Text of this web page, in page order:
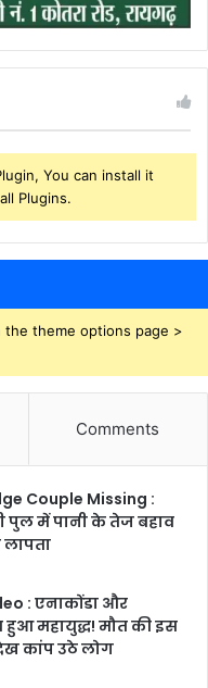
You can install it
Plugins.
the theme options page >
Comments
Couple Missing :
पुल में पानी के तेज बहाव
लापता
: एनाकोंडा और
महायुद्ध! मौत की इस
कांप उठे लोग